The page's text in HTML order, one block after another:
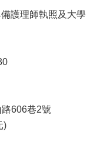
護理師執照及大學
606巷2號
)